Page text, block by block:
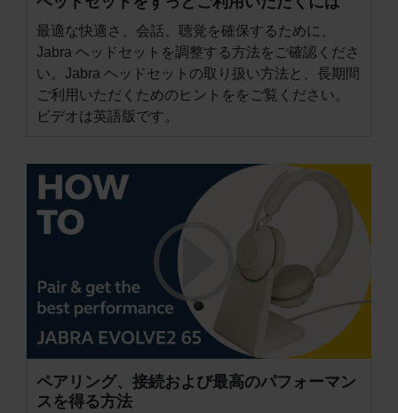
最適な快適さ、会話、聴覚を確保するために、
Jabra ヘッドセットを調整する方法をご確認くださ
い。Jabra ヘッドセットの取り扱い方法と、長期間
ご利用いただくためのヒントををご覧ください。
ビデオは英語版です。
ペアリング、接続および最高のパフォーマン
スを得る方法